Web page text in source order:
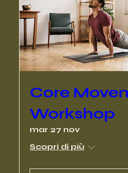
Core
Workshop
mar 27 nov
Scopri di più